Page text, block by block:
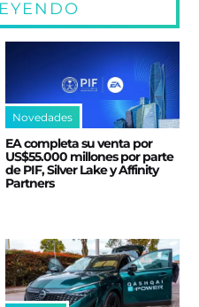
Novedades
EA completa su venta por
US$55.000 millones por parte
de PIF, Silver Lake y Affinity
Partners